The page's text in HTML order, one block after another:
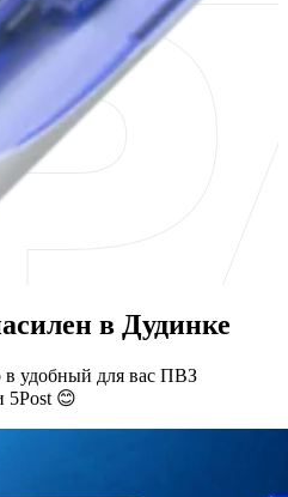
в Дудинке
в удобный для вас ПВЗ
😊